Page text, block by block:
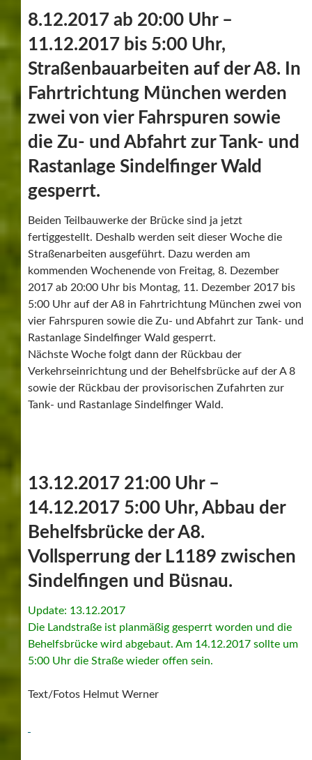
8.12.2017 ab 20:00 Uhr –
11.12.2017 bis 5:00 Uhr,
Straßenbauarbeiten auf der A8. In
Fahrtrichtung München werden
zwei von vier Fahrspuren sowie
die Zu- und Abfahrt zur Tank- und
Rastanlage Sindelfinger Wald
gesperrt.
Beiden Teilbauwerke der Brücke sind ja jetzt
fertiggestellt. Deshalb werden seit dieser Woche die
Straßenarbeiten ausgeführt. Dazu werden am
kommenden Wochenende von Freitag, 8. Dezember
2017 ab 20:00 Uhr bis Montag, 11. Dezember 2017 bis
5:00 Uhr auf der A8 in Fahrtrichtung München zwei von
vier Fahrspuren sowie die Zu- und Abfahrt zur Tank- und
Rastanlage Sindelfinger Wald gesperrt.
Nächste Woche folgt dann der Rückbau der
Verkehrseinrichtung und der Behelfsbrücke auf der A 8
sowie der Rückbau der provisorischen Zufahrten zur
Tank- und Rastanlage Sindelfinger Wald.
13.12.2017 21:00 Uhr –
14.12.2017 5:00 Uhr, Abbau der
Behelfsbrücke der A8.
Vollsperrung der L1189 zwischen
Sindelfingen und Büsnau.
Update: 13.12.2017
Die Landstraße ist planmäßig gesperrt worden und die
Behelfsbrücke wird abgebaut. Am 14.12.2017 sollte um
5:00 Uhr die Straße wieder offen sein.
Text/Fotos Helmut Werner